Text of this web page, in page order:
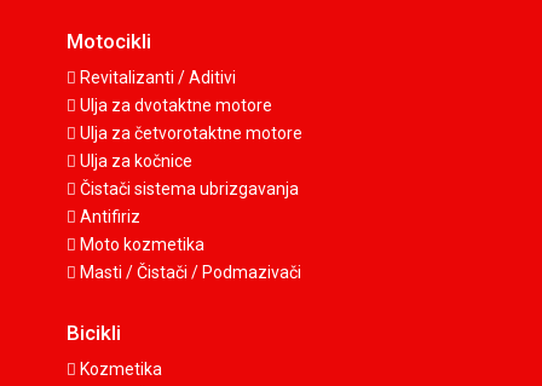
Motocikli
Revitalizanti / Aditivi
Ulja za dvotaktne motore
Ulja za četvorotaktne motore
Ulja za kočnice
Čistači sistema ubrizgavanja
Antifiriz
Moto kozmetika
Masti / Čistači / Podmazivači
Bicikli
Kozmetika